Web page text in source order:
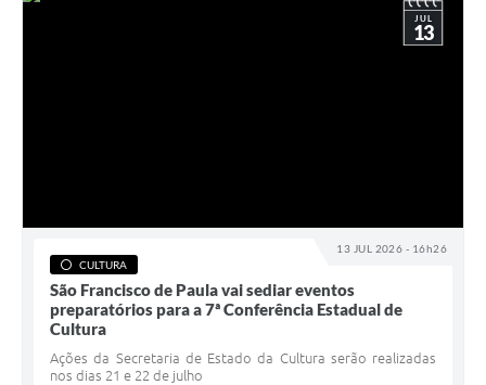
13 JUL 2026 - 16h26
JUL
13
CULTURA
São Francisco de Paula vai sediar eventos
preparatórios para a 7ª Conferência Estadual de
Cultura
Ações da Secretaria de Estado da Cultura serão realizadas
nos dias 21 e 22 de julho